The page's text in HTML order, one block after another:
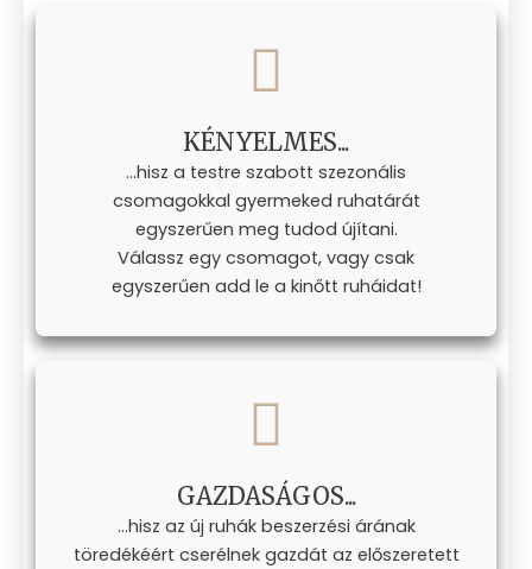
KÉNYELMES...
...hisz a testre szabott szezonális
csomagokkal gyermeked ruhatárát
egyszerűen meg tudod újítani.
Válassz egy csomagot, vagy csak
egyszerűen add le a kinőtt ruháidat!
GAZDASÁGOS...
...hisz az új ruhák beszerzési árának
töredékéért cserélnek gazdát az előszeretett